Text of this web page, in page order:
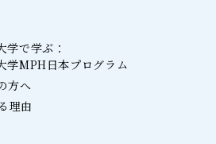
学で学ぶ：
学MPH日本プログラム
方へ
理由